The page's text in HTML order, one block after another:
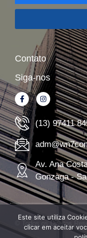
Contato
Siga-nos
(13) 97411
Av. Ana
Gonzaga -
© Todos os Direitos
Este site utiliza
clicar em aceitar